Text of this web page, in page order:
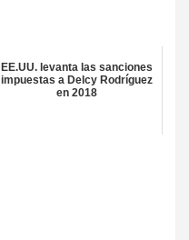
EE.UU. levanta las sanciones
impuestas a Delcy Rodríguez
en 2018